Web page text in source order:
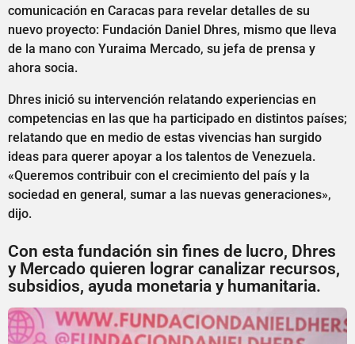
comunicación en Caracas para revelar detalles de su
nuevo proyecto: Fundación Daniel Dhres, mismo que lleva
de la mano con Yuraima Mercado, su jefa de prensa y
ahora socia.
Dhres inició su intervención relatando experiencias en
competencias en las que ha participado en distintos países;
relatando que en medio de estas vivencias han surgido
ideas para querer apoyar a los talentos de Venezuela.
«Queremos contribuir con el crecimiento del país y la
sociedad en general, sumar a las nuevas generaciones»,
dijo.
Con esta fundación sin fines de lucro, Dhres
y Mercado quieren lograr canalizar recursos,
subsidios, ayuda monetaria y humanitaria.